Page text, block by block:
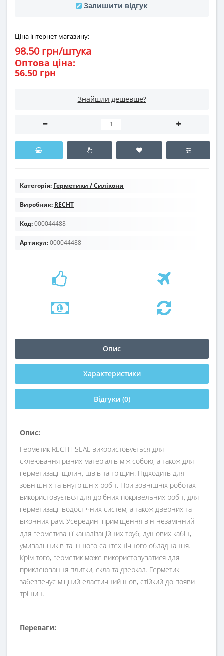
Залишити відгук
Ціна інтернет магазину:
98.50 грн/штука
Оптова ціна:
56.50 грн
Знайшли дешевше?
Категорія: Герметики / Силікони
Виробник: RECHT
Код:000044488
Артикул:000044488
Опис
Характеристики
Відгуки (0)
Опис:
Герметик RECHT SEAL використовується для
склеювання різних матеріалів між собою, а також для
герметизації щілин, швів та тріщин. Підходить для
зовнішніх та внутрішніх робіт. При зовнішніх роботах
використовується для дрібних покрівельних робіт, для
герметизації водостічних систем, а також дверних та
віконних рам. Усередині приміщення він незамінний
для герметизації каналізаційних труб, душових кабін,
умивальників та іншого сантехнічного обладнання.
Крім того, герметик може використовуватися для
приклеювання плитки, скла та дзеркал. Герметик
забезпечує міцний еластичний шов, стійкий до появи
тріщин.
Переваги: